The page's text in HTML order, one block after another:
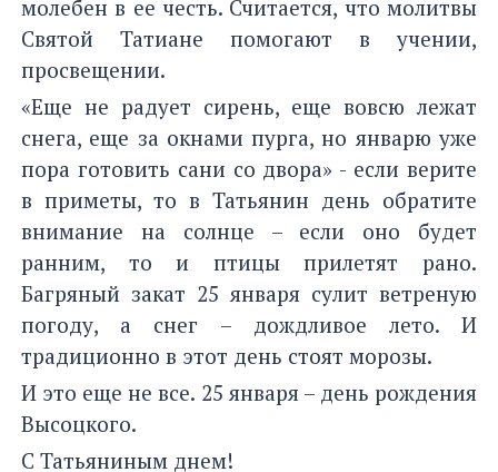
молебен в ее честь. Считается, что молитвы
Святой Татиане помогают в учении,
просвещении.
«Еще не радует сирень, еще вовсю лежат
снега, еще за окнами пурга, но январю уже
пора готовить сани со двора» - если верите
в приметы, то в Татьянин день обратите
внимание на солнце – если оно будет
ранним, то и птицы прилетят рано.
Багряный закат 25 января сулит ветреную
погоду, а снег – дождливое лето. И
традиционно в этот день стоят морозы.
И это еще не все. 25 января – день рождения
Высоцкого.
С Татьяниным днем!